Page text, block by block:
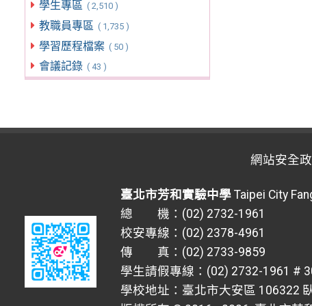
學生專區 ( 2,510 )
教職員專區 ( 1,735 )
學習歷程檔案 ( 50 )
會議記錄 ( 43 )
網站安全
臺北市芳和實驗中學 Taipei City
總 機：(02) 2732-1961
校安專線：(02) 2378-4961
傳 真：(02) 2733-9859
學生請假專線：(02) 2732-1961 #
學校地址：臺北市大安區 106322